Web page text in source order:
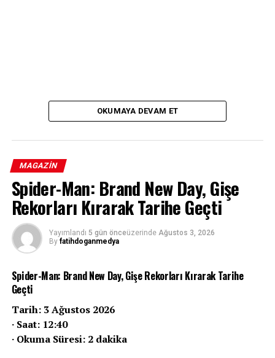
OKUMAYA DEVAM ET
MAGAZIN
Spider-Man: Brand New Day, Gişe
Rekorları Kırarak Tarihe Geçti
Yayımlandı 5 gün önceüzerinde Ağustos 3, 2026
By fatihdoganmedya
Spider-Man: Brand New Day, Gişe Rekorları Kırarak Tarihe
Geçti
Tarih: 3 Ağustos 2026
· Saat: 12:40
· Okuma Süresi: 2 dakika